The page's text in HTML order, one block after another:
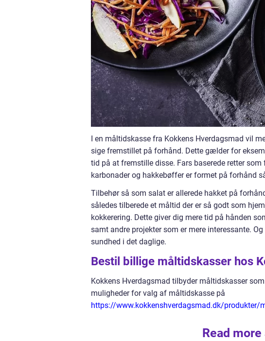
I en måltidskasse fra Kokkens Hverdagsmad vil
sige fremstillet på forhånd. Dette gælder for
tid på at fremstille disse. Fars baserede retter
karbonader og hakkebøffer er formet på forhånd
Tilbehør så som salat er allerede hakket på
således tilberede et måltid der er så godt som
kokkerering. Dette giver dig mere tid på hånden
samt andre projekter som er mere interessante.
sundhed i det daglige.
Bestil billige måltidskasser hos
Kokkens Hverdagsmad tilbyder måltidskasser
muligheder for valg af måltidskasse på
https://www.kokkenshverdagsmad.dk/produkter/
Read